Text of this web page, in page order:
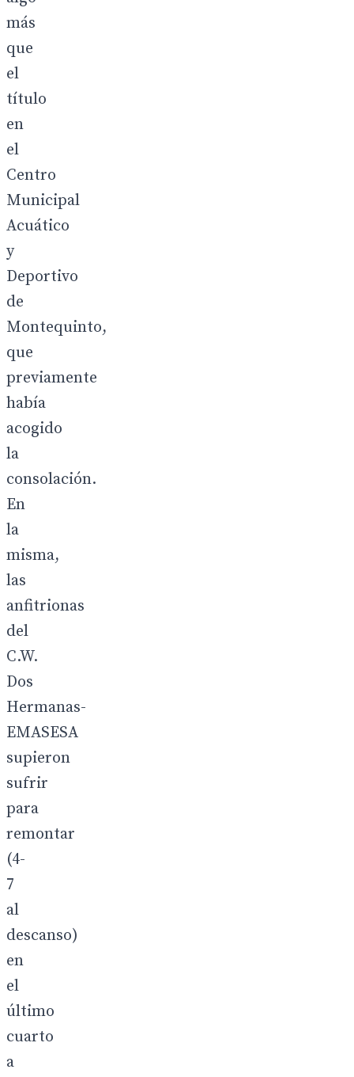
más
que
el
título
en
el
Centro
Municipal
Acuático
y
Deportivo
de
Montequinto,
que
previamente
había
acogido
la
consolación.
En
la
misma,
las
anfitrionas
del
C.W.
Dos
Hermanas-
EMASESA
supieron
sufrir
para
remontar
(4-
7
al
descanso)
en
el
último
cuarto
a